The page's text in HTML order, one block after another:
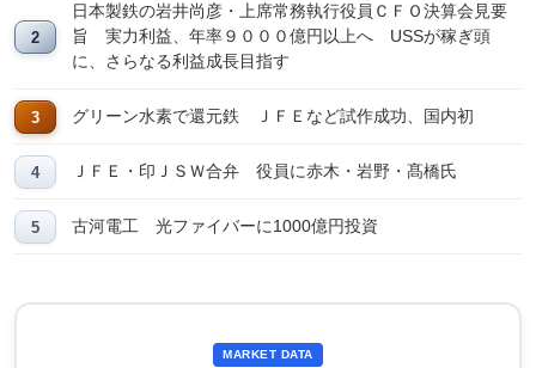
日本製鉄の岩井尚彦・上席常務執行役員ＣＦＯ決算会見要
旨 実力利益、年率９０００億円以上へ USSが稼ぎ頭
に、さらなる利益成長目指す
グリーン水素で還元鉄 ＪＦＥなど試作成功、国内初
ＪＦＥ・印ＪＳＷ合弁 役員に赤木・岩野・髙橋氏
古河電工 光ファイバーに1000億円投資
MARKET DATA